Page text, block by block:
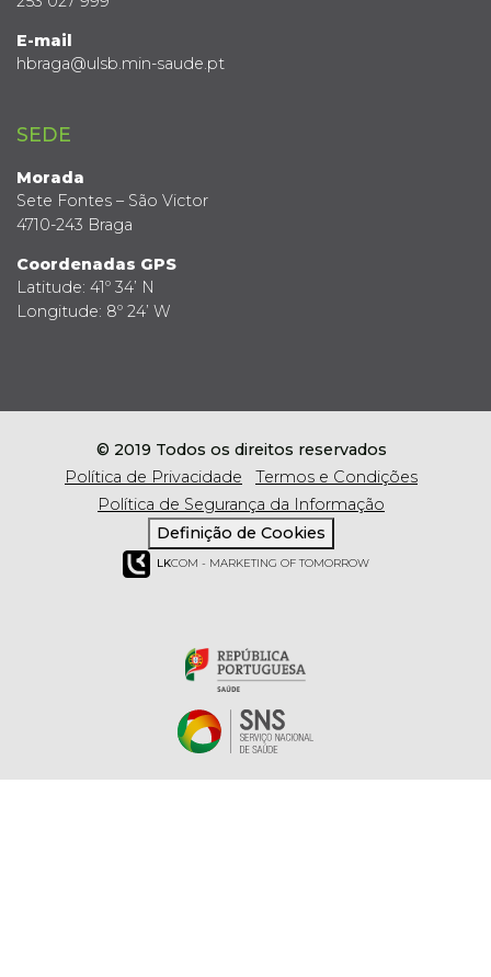
E-mail
hbraga@ulsb.min-saude.pt
SEDE
Morada
Sete Fontes – São Victor
4710-243 Braga
Coordenadas GPS
Latitude: 41º 34’ N
Longitude: 8º 24’ W
© 2019 Todos os direitos reservados
Política de Privacidade
Termos e Condições
Política de Segurança da Informação
Definição de Cookies
LKCOM - MARKETING OF TOMORROW